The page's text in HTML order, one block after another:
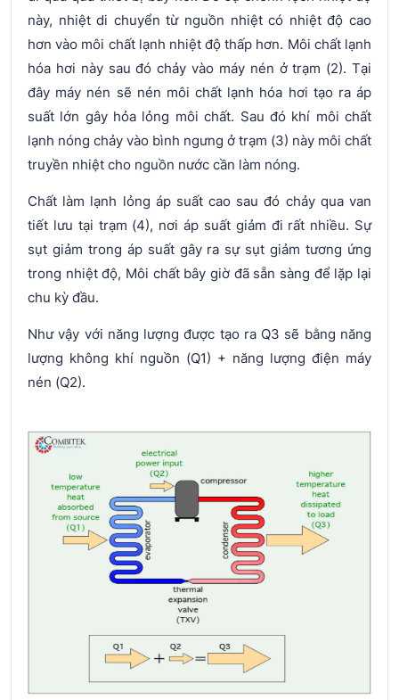
này, nhiệt di chuyển từ nguồn nhiệt có nhiệt độ cao
hơn vào môi chất lạnh nhiệt độ thấp hơn. Môi chất lạnh
hóa hơi này sau đó chảy vào máy nén ở trạm (2). Tại
đây máy nén sẽ nén môi chất lạnh hóa hơi tạo ra áp
suất lớn gây hỏa lỏng môi chất. Sau đó khí môi chất
lạnh nóng chảy vào bình ngưng ở trạm (3) này môi chất
truyền nhiệt cho nguồn nước cần làm nóng.
Chất làm lạnh lỏng áp suất cao sau đó chảy qua van
tiết lưu tại trạm (4), nơi áp suất giảm đi rất nhiều. Sự
sụt giảm trong áp suất gây ra sự sụt giảm tương ứng
trong nhiệt độ, Môi chất bây giờ đã sẵn sàng để lặp lại
chu kỳ đầu.
Như vậy với năng lượng được tạo ra Q3 sẽ bằng năng
lượng không khí nguồn (Q1) + năng lượng điện máy
nén (Q2).